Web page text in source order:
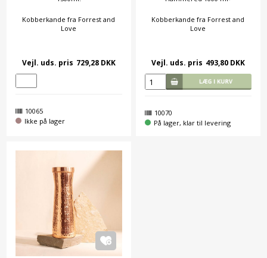
Kobberkande fra Forrest and
Love
Vejl. uds. pris 729,28 DKK
10065
Ikke på lager
Kobberkande fra Forrest and
Love
Vejl. uds. pris 493,80 DKK
10070
På lager, klar til levering